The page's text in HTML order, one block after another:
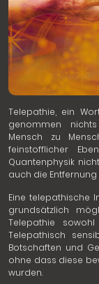
Telepathie, ein
genommen
Mensch zu
feinstofflicher
Quantenphysik
auch die
Eine telepathische
grundsätzlich
Telepathie
Telepathisch
Botschaften und
ohne dass diese
wurden.